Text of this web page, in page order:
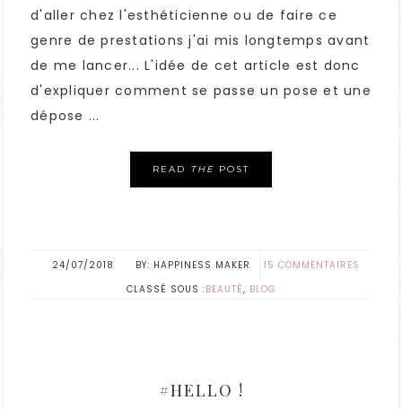
d'aller chez l'esthéticienne ou de faire ce
genre de prestations j'ai mis longtemps avant
de me lancer... L'idée de cet article est donc
d'expliquer comment se passe un pose et une
dépose ...
READ THE POST
24/07/2018 HAPPINESS MAKER
15 COMMENTAIRES
CLASSÉ SOUS :BEAUTÉ, BLOG
#HELLO !